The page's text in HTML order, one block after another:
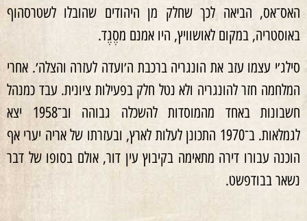
האס־אס, הביאה לכך שחלק מן היהודים שהובלו לשטרסהוף
באוסטריה, במקום לאושוויץ, היו אמנם מסֶגֶד.
סילג׳י עצמו עזב את הונגריה ברכבת ה׳ועדה לעזרה והצלה׳. אחרי
המלחמה חזר להונגריה ולא נטל חלק בפעילות ציונית. עבד כמנהל
חשבונות באחד מהמוסדות להשכלה גבוהה וב־1958 יצא
לגמלאות. ב־1970 התכונן לעלות לארץ, ובעזרתו של אריה יערי אף
הוכנה עבורו דירה מתאימה בקיבוץ עין דור, אולם בסופו של דבר
נשאר בבודפשט.